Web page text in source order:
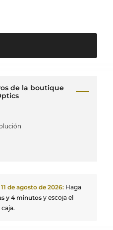
de la boutique
11 de agosto de 2026: Haga
y 4 minutos y escoja el